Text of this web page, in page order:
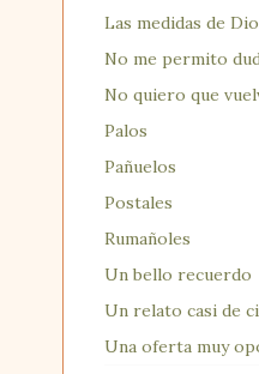
Las medidas de
No me permito
No quiero que
Palos
Pañuelos
Postales
Rumañoles
Un bello recuerdo
Un relato casi de
Una oferta muy